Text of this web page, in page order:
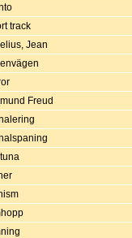
track
Jean
Freud